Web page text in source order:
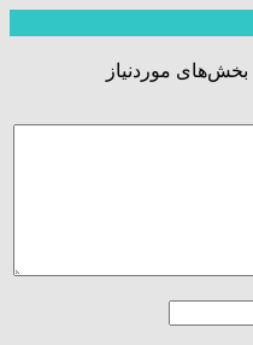
بخش‌های موردنیاز